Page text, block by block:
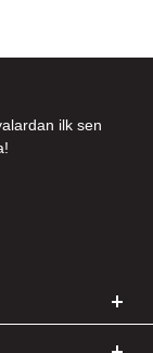
ilk sen